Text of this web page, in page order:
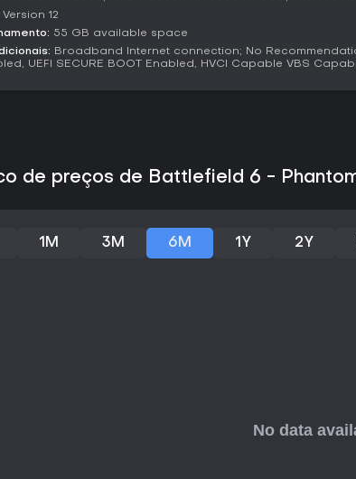
Version 12
55 GB available space
Broadband Internet connection; No
UEFI SECURE BOOT Enabled, HVCI Capable VBS
de preços de Battlefield 6 -
1M 3M 6M 1Y 2Y